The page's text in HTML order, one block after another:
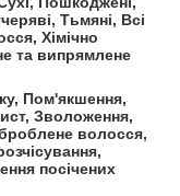
Тьмяні, Всі
Хімічно
та випрямлене
Пом'якшення,
Зволоження,
волосся,
посічених